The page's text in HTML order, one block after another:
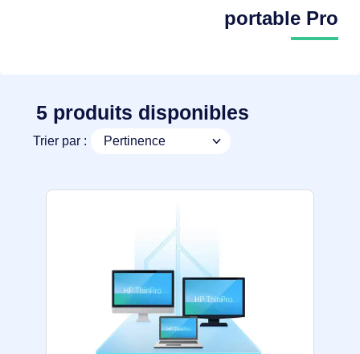
portable Pro
5 produits disponibles
Trier par :